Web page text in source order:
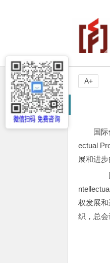
国
ectual
展和进
国
权发展
织，总会
A+